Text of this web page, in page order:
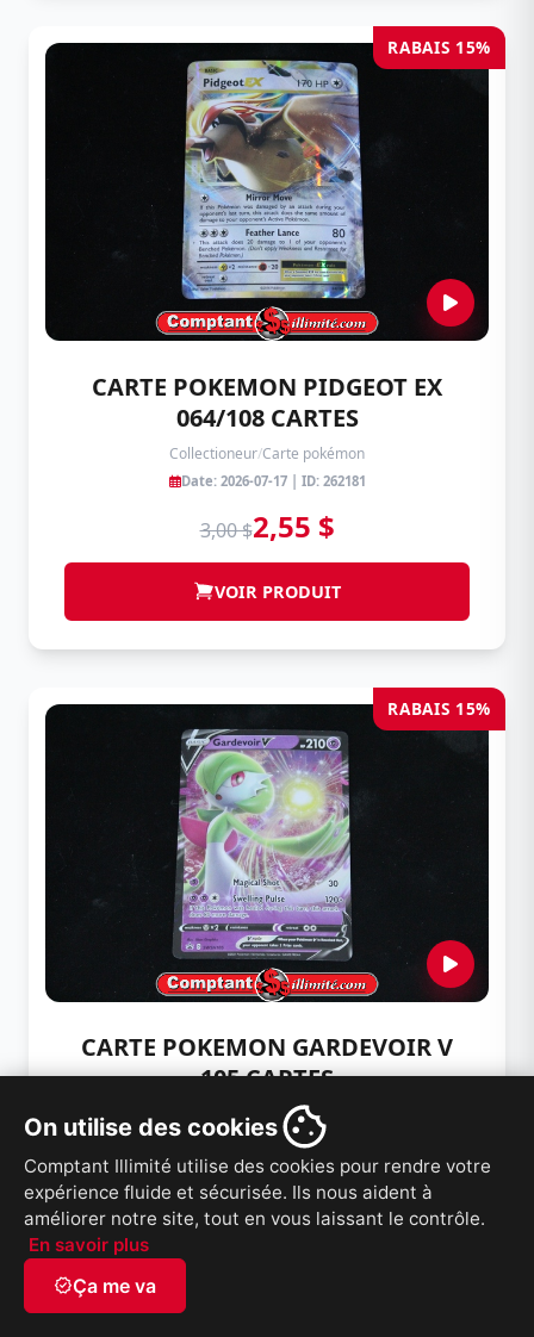
On utilise des cookies
Comptant Illimité utilise des cookies pour rendre votre
expérience fluide et sécurisée. Ils nous aident à
améliorer notre site, tout en vous laissant le contrôle.
En savoir plus
verifiedÇa me va
RABAIS 15%
CARTE POKEMON PIDGEOT EX
064/108 CARTES
Collectioneur/Carte pokémon
Date: 2026-07-17 | ID: 262181
3,00 $2,55 $
VOIR PRODUIT
RABAIS 15%
CARTE POKEMON GARDEVOIR V
105 CARTES
Collectioneur Carte pokémon
Date: 2026-07-17 | ID: 262177
2,75 $2,34 $
French